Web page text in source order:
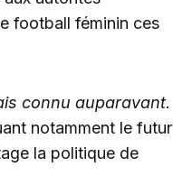
football féminin ces
connu auparavant.
notamment le futur
la politique de